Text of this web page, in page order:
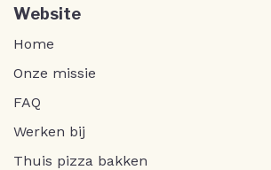
Website
Home
Onze missie
FAQ
Werken bij
Thuis pizza bakken